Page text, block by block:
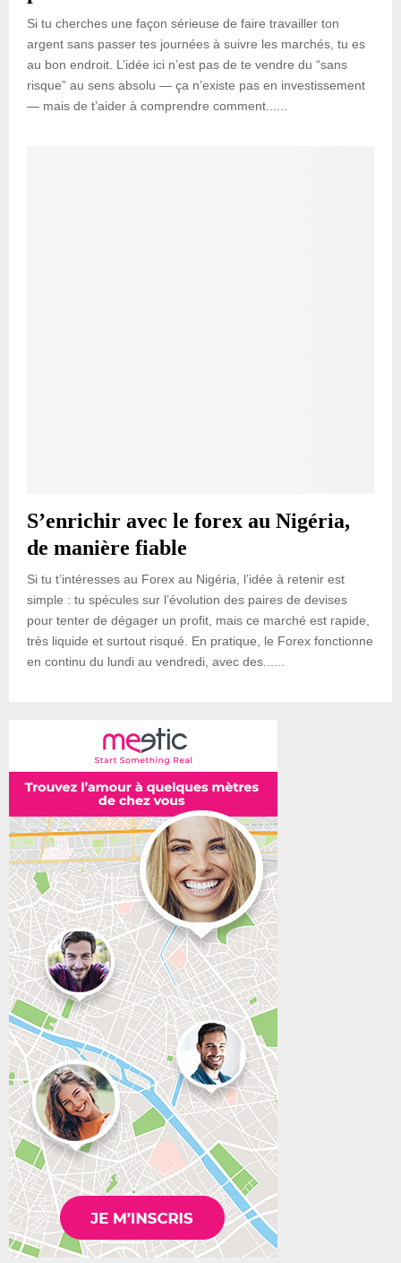
Si tu cherches une façon sérieuse de faire travailler ton
argent sans passer tes journées à suivre les marchés, tu es
au bon endroit. L’idée ici n’est pas de te vendre du “sans
risque” au sens absolu — ça n’existe pas en investissement
— mais de t’aider à comprendre comment......
S’enrichir avec le forex au Nigéria,
de manière fiable
Si tu t’intéresses au Forex au Nigéria, l’idée à retenir est
simple : tu spécules sur l’évolution des paires de devises
pour tenter de dégager un profit, mais ce marché est rapide,
très liquide et surtout risqué. En pratique, le Forex fonctionne
en continu du lundi au vendredi, avec des......